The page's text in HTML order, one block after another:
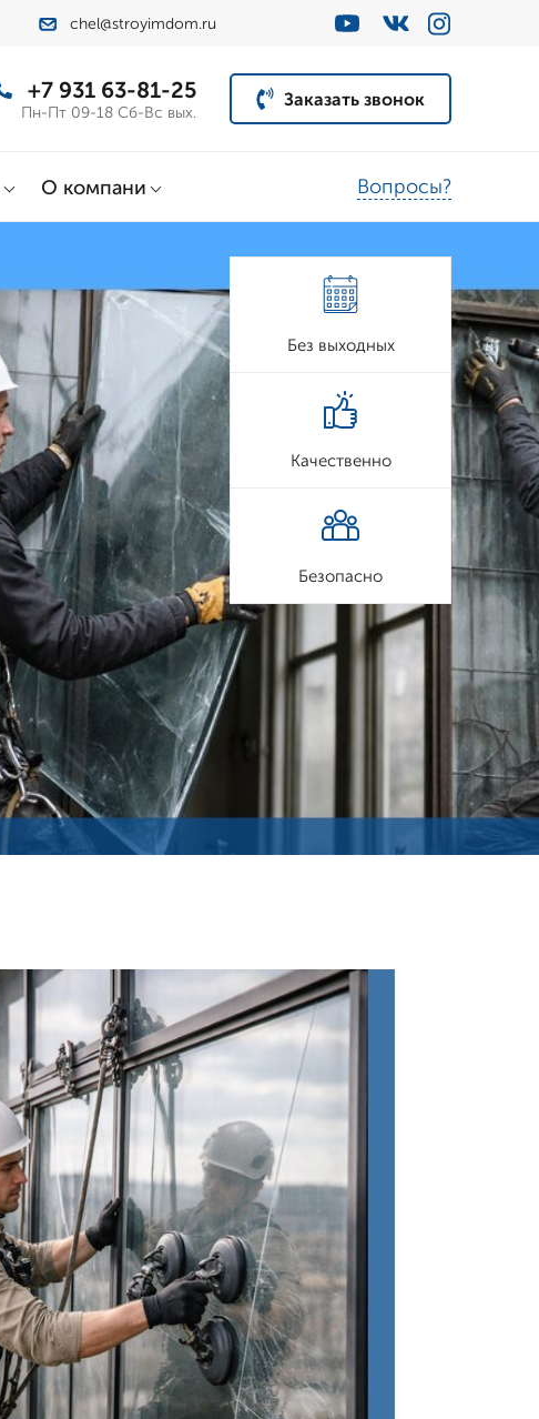
chel@stroyimdom.ru
+7 931 63-81-25
Пн-Пт 09-18 Сб-Вс вых.
Заказать звонок
О компани Вопросы?
Без выходных
Качественно
Безопасно